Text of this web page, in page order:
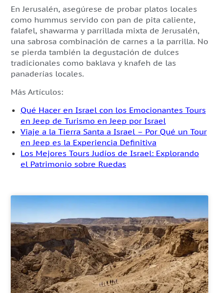
En Jerusalén, asegúrese de probar platos locales
como hummus servido con pan de pita caliente,
falafel, shawarma y parrillada mixta de Jerusalén,
una sabrosa combinación de carnes a la parrilla. No
se pierda también la degustación de dulces
tradicionales como baklava y knafeh de las
panaderías locales.
Más Artículos:
Qué Hacer en Israel con los Emocionantes Tours
en Jeep de Turismo en Jeep por Israel
Viaje a la Tierra Santa a Israel – Por Qué un Tour
en Jeep es la Experiencia Definitiva
Los Mejores Tours Judíos de Israel: Explorando
el Patrimonio sobre Ruedas